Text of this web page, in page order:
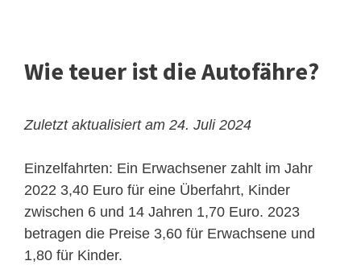
Wie teuer ist die Autofähre?
Zuletzt aktualisiert am 24. Juli 2024
Einzelfahrten: Ein Erwachsener zahlt im Jahr
2022 3,40 Euro für eine Überfahrt, Kinder
zwischen 6 und 14 Jahren 1,70 Euro. 2023
betragen die Preise 3,60 für Erwachsene und
1,80 für Kinder.